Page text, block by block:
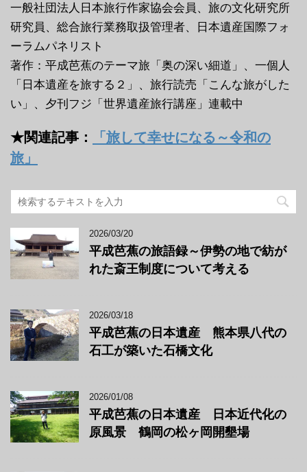
一般社団法人日本旅行作家協会会員、旅の文化研究所
研究員、総合旅行業務取扱管理者、日本遺産国際フォ
ーラムパネリスト
著作：平成芭蕉のテーマ旅「奥の深い細道」、一個人
「日本遺産を旅する２」、旅行読売「こんな旅がした
い」、夕刊フジ「世界遺産旅行講座」連載中
★関連記事：
「旅して幸せになる～令和の
旅」
2026/03/20
平成芭蕉の旅語録～伊勢の地で紡が
れた斎王制度について考える
2026/03/18
平成芭蕉の日本遺産 熊本県八代の
石工が築いた石橋文化
2026/01/08
平成芭蕉の日本遺産 日本近代化の
原風景 鶴岡の松ヶ岡開墾場